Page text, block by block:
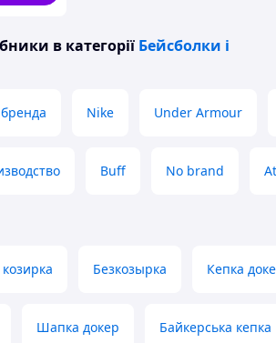
в категорії Бейсболки і
Nike Under Armour
Buff No brand
Безкозырка Кепка
Шапка докер Байкерська